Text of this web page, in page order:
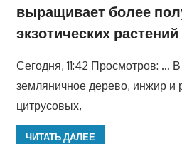
выращивает более
экзотических растений
Сегодня, 11:42 Просмотров: …
земляничное дерево, инжир и
цитрусовых,
ЧИТАТЬ ДАЛЕЕ